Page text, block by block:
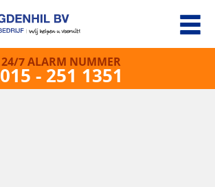
24/7 ALARM NUMMER
015 - 251 1351